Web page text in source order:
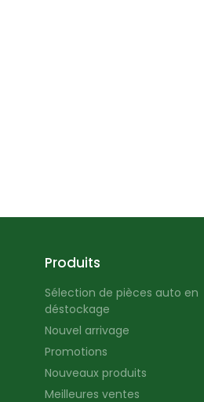
Produits
Sélection de pièces auto en
déstockage
Nouvel arrivage
Promotions
Nouveaux produits
Meilleures ventes